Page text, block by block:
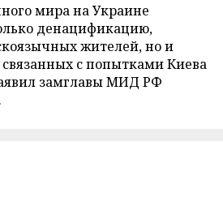
мира на Украине
денацификацию,
жителей, но и
с попытками Киева
замглавы МИД РФ